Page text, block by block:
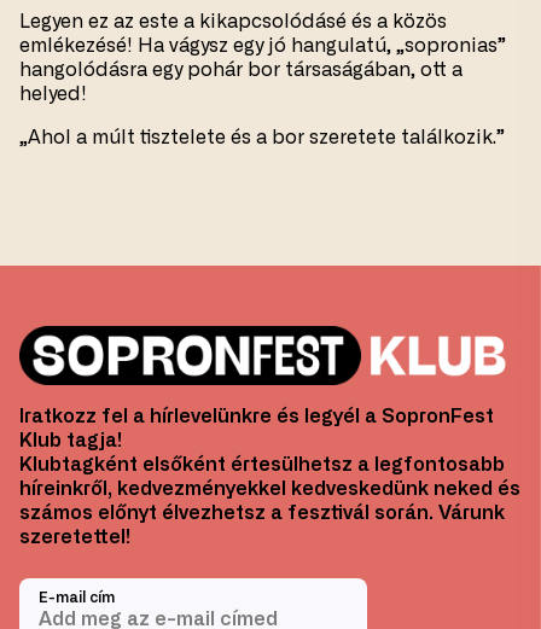
Legyen ez az este a kikapcsolódásé és a közös
emlékezésé! Ha vágysz egy jó hangulatú, „sopronias”
hangolódásra egy pohár bor társaságában, ott a
helyed!
„Ahol a múlt tisztelete és a bor szeretete találkozik.”
Iratkozz fel a hírlevelünkre és legyél a SopronFest
Klub tagja!
Klubtagként elsőként értesülhetsz a legfontosabb
híreinkről, kedvezményekkel kedveskedünk neked és
számos előnyt élvezhetsz a fesztivál során. Várunk
szeretettel!
E-mail cím